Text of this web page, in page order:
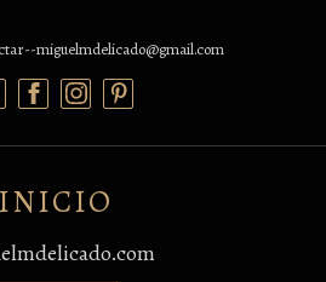
miguelmdelicado@gmail.com
INICIO